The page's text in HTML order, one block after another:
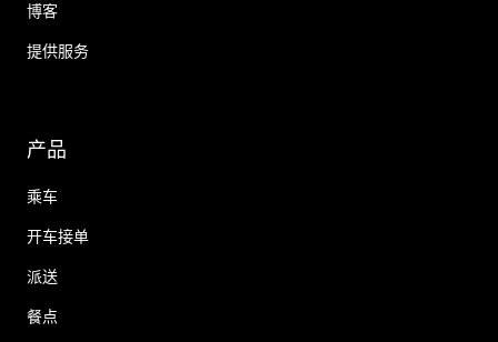
博客
提供服务
产品
乘车
开车接单
派送
餐点